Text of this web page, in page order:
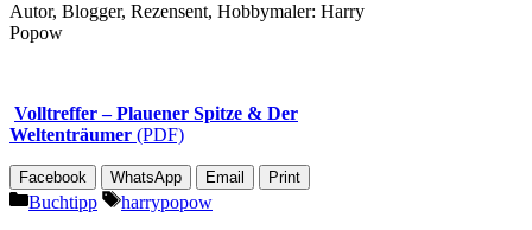
Autor, Blogger, Rezensent, Hobbymaler: Harry
Popow
Volltreffer – Plauener Spitze & Der
Weltenträumer (PDF)
Facebook WhatsApp Email Print
Kategorien
Buchtipp Schlagwörter
harrypopow